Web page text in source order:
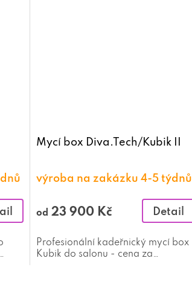
Mycí box Diva.Tech/Kubik II
výroba na zakázku 4-5 týdnů
od 23 900 Kč Detail
Profesionální kadeřnický mycí box
Kubik do salonu - cena za